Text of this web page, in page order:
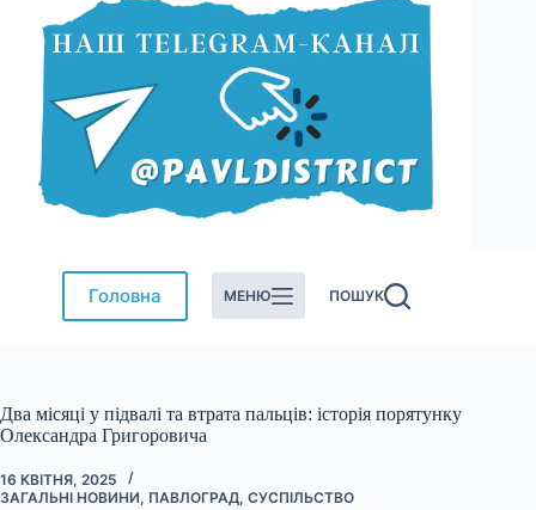
Головна МЕНЮ ПОШУК
Два місяці у підвалі та втрата пальців: історія порятунку
Олександра Григоровича
16 КВІТНЯ, 2025
ЗАГАЛЬНІ НОВИНИ, ПАВЛОГРАД, СУСПІЛЬСТВО